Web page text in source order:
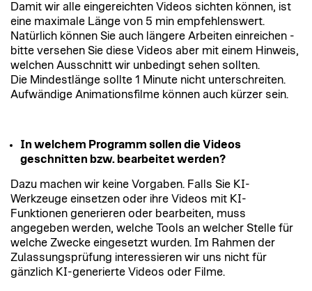
Damit wir alle eingereichten Videos sichten können, ist
eine maximale Länge von 5 min empfehlenswert.
Natürlich können Sie auch längere Arbeiten einreichen -
bitte versehen Sie diese Videos aber mit einem Hinweis,
welchen Ausschnitt wir unbedingt sehen sollten.
Die Mindestlänge sollte 1 Minute nicht unterschreiten.
Aufwändige Animationsfilme können auch kürzer sein.
In welchem Programm sollen die Videos
geschnitten bzw. bearbeitet werden?
Dazu machen wir keine Vorgaben. Falls Sie KI-
Werkzeuge einsetzen oder ihre Videos mit KI-
Funktionen generieren oder bearbeiten, muss
angegeben werden, welche Tools an welcher Stelle für
welche Zwecke eingesetzt wurden. Im Rahmen der
Zulassungsprüfung interessieren wir uns nicht für
gänzlich KI-generierte Videos oder Filme.